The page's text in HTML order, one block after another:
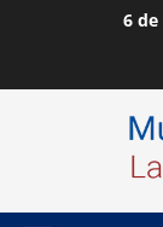
6 de